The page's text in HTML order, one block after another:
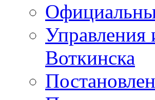
Управления
Воткинска